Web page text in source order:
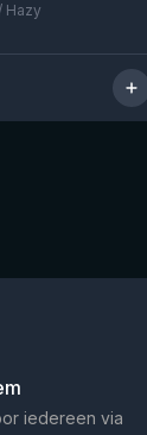
Hazy
iedereen via